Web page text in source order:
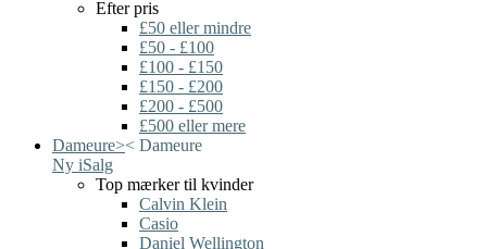
Efter pris
£50 eller mindre
£50 - £100
£100 - £150
£150 - £200
£200 - £500
£500 eller mere
Dameure>< Dameure
Ny iSalg
Top mærker til kvinder
Calvin Klein
Casio
Daniel Wellington